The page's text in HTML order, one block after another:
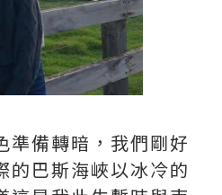
準備轉暗，我們剛好
的巴斯海峽以冰冷的